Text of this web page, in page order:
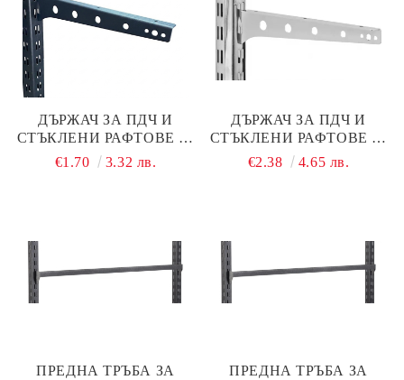
ДЪРЖАЧ ЗА ПДЧ И
СТЪКЛЕНИ РАФТОВЕ 30
СМ ЗА РОНДО КОЛОНИ,
€1.70 3.32 лв.
ДЪРЖАЧ ЗА ПДЧ И
СТЪКЛЕНИ РАФТОВЕ 30
СМ ХРОМ ЗА РОНДО
€2.38 4.65 лв.
ПРЕДНА ТРЪБА ЗА
ПРЕДНА ТРЪБА ЗА